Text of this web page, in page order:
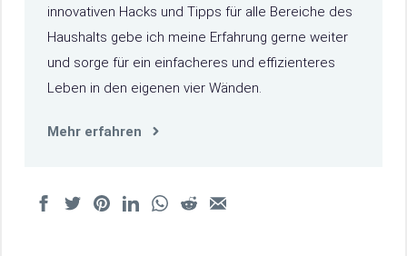
innovativen Hacks und Tipps für alle Bereiche des
Haushalts gebe ich meine Erfahrung gerne weiter
und sorge für ein einfacheres und effizienteres
Leben in den eigenen vier Wänden.
Mehr erfahren